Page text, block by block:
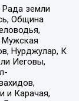
Рада земли
Община
Нурджулар, К
Иеговы,
и Карачая,